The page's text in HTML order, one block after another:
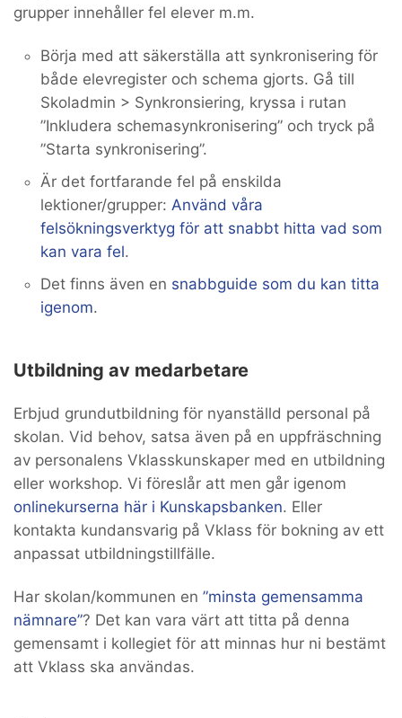
grupper innehåller fel elever m.m.
Börja med att säkerställa att synkronisering för
både elevregister och schema gjorts. Gå till
Skoladmin > Synkronsiering, kryssa i rutan
”Inkludera schemasynkronisering” och tryck på
”Starta synkronisering”.
Är det fortfarande fel på enskilda
lektioner/grupper: Använd våra
felsökningsverktyg för att snabbt hitta vad som
kan vara fel.
Det finns även en snabbguide som du kan titta
igenom.
Utbildning av medarbetare
Erbjud grundutbildning för nyanställd personal på
skolan. Vid behov, satsa även på en uppfräschning
av personalens Vklasskunskaper med en utbildning
eller workshop. Vi föreslår att men går igenom
onlinekurserna här i Kunskapsbanken. Eller
kontakta kundansvarig på Vklass för bokning av ett
anpassat utbildningstillfälle.
Har skolan/kommunen en ”minsta gemensamma
nämnare”? Det kan vara värt att titta på denna
gemensamt i kollegiet för att minnas hur ni bestämt
att Vklass ska användas.